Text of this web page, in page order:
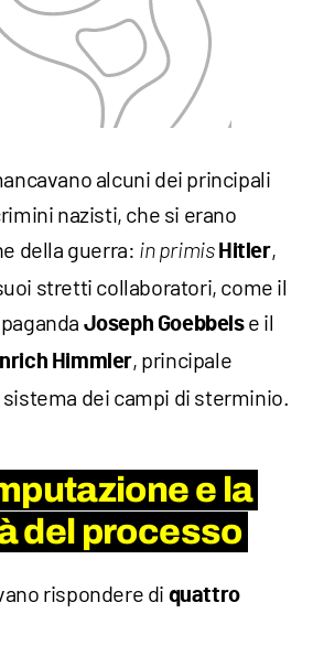
alcuni dei principali
nazisti, che si erano
della guerra: in primis Hitler,
stretti collaboratori, come il
Joseph Goebbelse il
Himmler, principale
dei campi di sterminio.
e la
del processo
rispondere di quattro